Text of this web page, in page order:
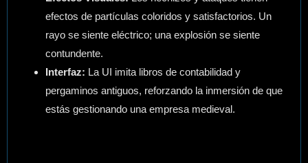
efectos de partículas coloridos y satisfactorios. Un
rayo se siente eléctrico; una explosión se siente
contundente.
Interfaz: La UI imita libros de contabilidad y
pergaminos antiguos, reforzando la inmersión de que
estás gestionando una empresa medieval.